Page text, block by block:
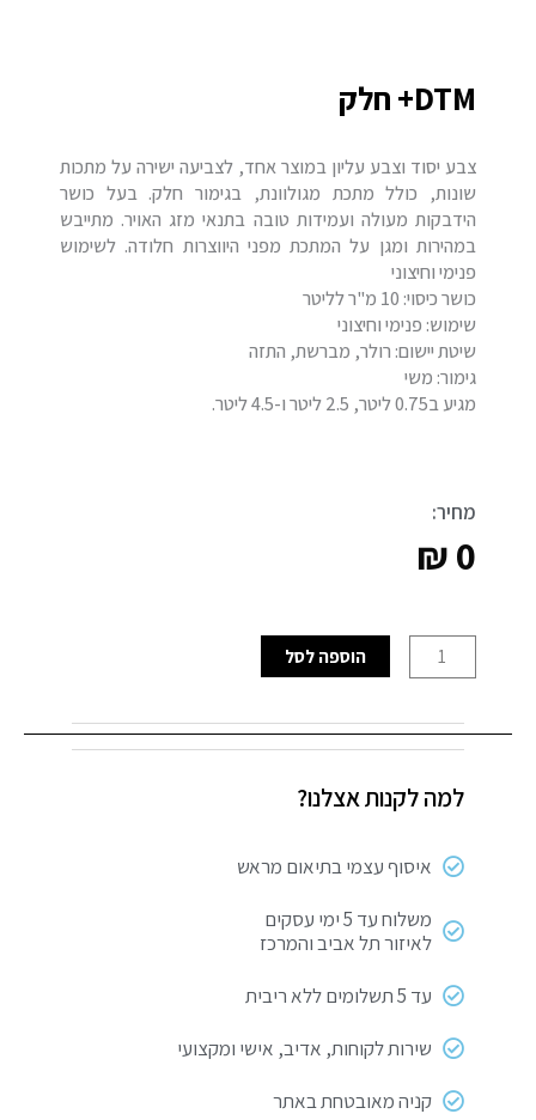
DTM+ חלק
צבע יסוד וצבע עליון במוצר אחד, לצביעה ישירה על מתכות
שונות, כולל מתכת מגולוונת, בגימור חלק. בעל כושר
הידבקות מעולה ועמידות טובה בתנאי מזג האויר. מתייבש
במהירות ומגן על המתכת מפני היווצרות חלודה. לשימוש
פנימי וחיצוני
כושר כיסוי: 10 מ"ר לליטר
שימוש: פנימי וחיצוני
שיטת יישום: רולר, מברשת, התזה
גימור: משי
מגיע ב0.75 ליטר, 2.5 ליטר ו-4.5 ליטר.
מחיר:
₪0
של
חלק
הוספה לסל
למה לקנות אצלנו?
איסוף עצמי בתיאום מראש
משלוח עד 5 ימי עסקים
לאיזור תל אביב והמרכז
עד 5 תשלומים ללא ריבית
שירות לקוחות, אדיב, אישי ומקצועי
קניה מאובטחת באתר